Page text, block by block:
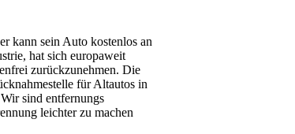
kann sein Auto kostenlos an
hat sich europaweit
zurückzunehmen. Die
für Altautos in
sind entfernungs
leichter zu machen